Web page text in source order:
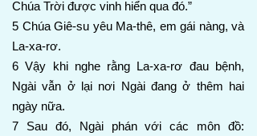
Chúa Trời được vinh hiển qua đó.”
5 Chúa Giê-su yêu Ma-thê, em gái nàng, và
La-xa-rơ.
6 Vậy khi nghe rằng La-xa-rơ đau bệnh,
Ngài vẫn ở lại nơi Ngài đang ở thêm hai
ngày nữa.
7 Sau đó, Ngài phán với các môn đồ: